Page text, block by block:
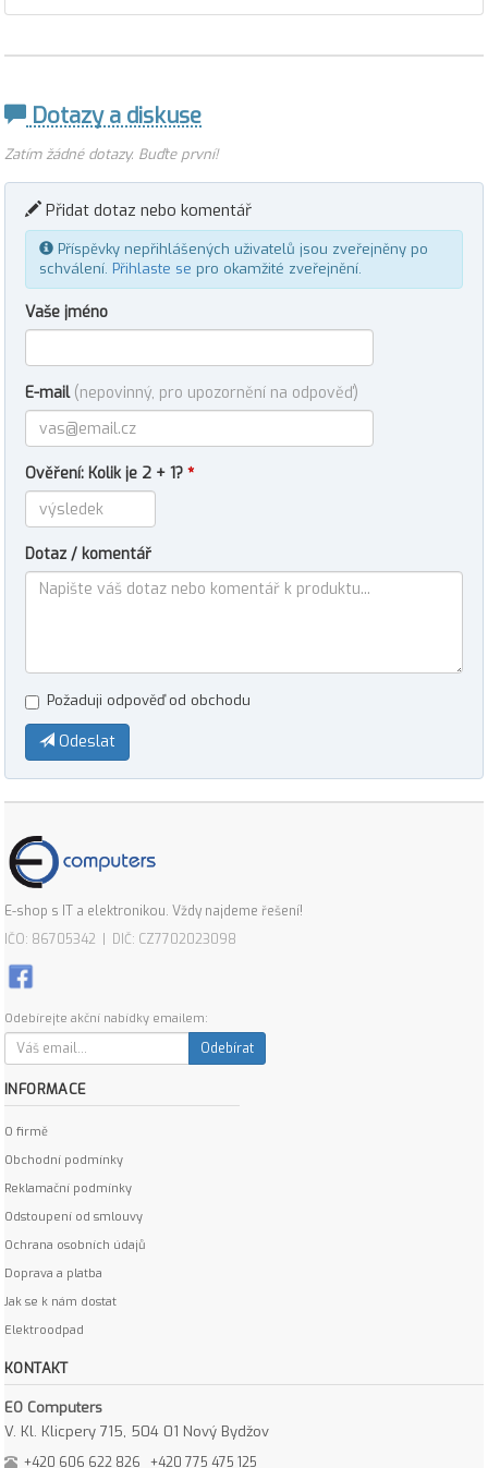
Dotazy a diskuse
Zatím žádné dotazy. Buďte první!
Přidat dotaz nebo komentář
Příspěvky nepřihlášených uživatelů jsou zveřejněny po
schválení. Přihlaste se pro okamžité zveřejnění.
Vaše jméno
E-mail (nepovinný, pro upozornění na odpověď)
Ověření: Kolik je 2 + 1? *
Dotaz / komentář
Požaduji odpověď od obchodu
Odeslat
E-shop s IT a elektronikou. Vždy najdeme řešení!
IČO: 86705342 | DIČ: CZ7702023098
Odebírejte akční nabídky emailem:
Odebírat
INFORMACE
O firmě
Obchodní podmínky
Reklamační podmínky
Odstoupení od smlouvy
Ochrana osobních údajů
Doprava a platba
Jak se k nám dostat
Elektroodpad
KONTAKT
EO Computers
V. Kl. Klicpery 715, 504 01 Nový Bydžov
+420 606 622 826 +420 775 475 125